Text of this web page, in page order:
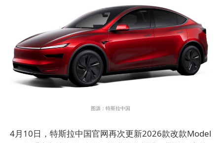
图源：特斯拉中国
4月10日，特斯拉中国官网再次更新2026款改款Model